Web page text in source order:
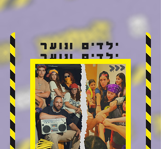
ילדים ונוער
ילדים ונוער